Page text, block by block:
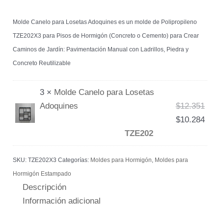
Molde Canelo para Losetas Adoquines es un molde de Polipropileno
TZE202X3 para Pisos de Hormigón (Concreto o Cemento) para Crear
Caminos de Jardín: Pavimentación Manual con Ladrillos, Piedra y
Concreto Reutilizable
3 × Molde Canelo para Losetas
Adoquines
TZE202
$12.351
$10.284
SKU:TZE202X3 Categorías: Moldes para Hormigón, Moldes para
Hormigón Estampado
Descripción
Información adicional